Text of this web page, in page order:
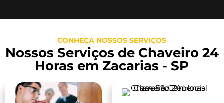
CONHEÇA NOSSOS SERVIÇOS
Nossos Serviços de Chaveiro 24
Horas em Zacarias - SP